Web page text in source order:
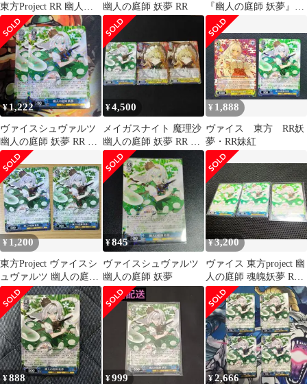
東方Project RR 幽人の
庭師 妖夢
幽人の庭師 妖夢 RR
『幽人の庭師 妖夢』東
方Project RR2枚セット
¥1,222
ヴァイスシュヴァルツ
幽人の庭師 妖夢 RR 2
枚セット
¥4,500
メイガスナイト 魔理沙
幽人の庭師 妖夢 RR セ
ット
¥ 1,888
ヴァイス 東方 RR妖
夢・RR妹紅
¥1,200
東方Project ヴァイスシ
ュヴァルツ 幽人の庭
師 妖夢 RR 2枚
¥845
ヴァイスシュヴァルツ
幽人の庭師 妖夢
¥3,200
ヴァイス 東方project 幽
人の庭師 魂魄妖夢 RR3
枚
¥888 ¥999 ¥2,666